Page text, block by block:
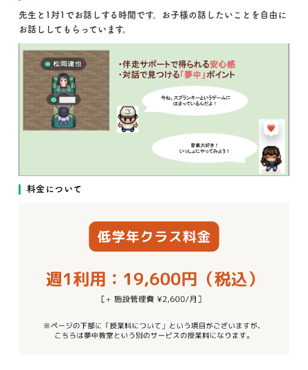
先生と1対1でお話しする時間です。お子様の話したいことを自由に
お話ししてもらっています。
料金について